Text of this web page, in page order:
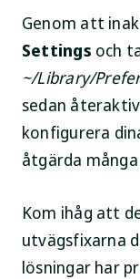
Genom att
Settings och
~/Library/
sedan
konfigurera
åtgärda
Kom ihåg att
utvägsfixarna
lösningar har